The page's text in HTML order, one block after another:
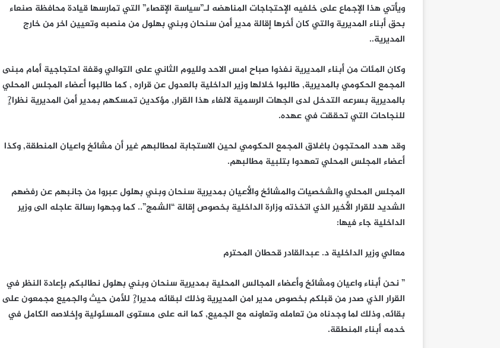
ويأتي هذا الإجماع على خلفيه الإحتجاجات المناهضه لـ”سياسة الإقصاء” التي تمارسها قيادة محافظة صنعاء
بحق أبناء المديرية والتي كان أخرها إقالة مدير أمن سنحان وبني بهلول من منصبه وتعيين اخر من خارج
المديرية..
وكان المئات من أبناء المديرية نفذوا صباح امس الاحد ولليوم الثاني على التوالي وقفة احتجاجية أمام مبنى
المجمع الحكومي بالمديرية, طالبوا خلالها وزير الداخلية بالعدول عن قراره , كما طالبوا أعضاء المجلس المحلي
بالمديرية بسرعه التدخل لدى الجهات الرسمية لالغاء هذا القرار, مؤكدين تمسكهم بمدير أمن المديرية نظرا?ٍ
للنجاحات التي تحققت في عهده.
وقد هدد المحتجون باغلاق المجمع الحكومي لحين الاستجابة لمطالبهم غير أن مشائخ واعيان المنطقة, وكذا
أعضاء المجلس المحلي تعهدوا بتلبية مطالبهم.
المجلس المحلي والشخصيات والمشائخ والأعيان بمديرية سنحان وبني بهلول عبروا من جانبهم عن رفضهم
الشديد للقرار الأخير الذي اتخذته وزارة الداخلية بخصوص إقالة “الشمج”.. كما وجهوا رسالة عاجله الى وزير
الداخلية جاء فيها:
معالي وزير الداخلية د. عبدالقادر قحطان المحترم
” نحن أبناء واعيان ومشائخ وأعضاء المجالس المحلية بمديرية سنحان وبني بهلول نطالبكم بإعادة النظر في
القرار الذي صدر من قبلكم بخصوص مدير امن المديرية وذلك لبقائه مديرا?ٍ للأمن حيث والجميع مجمعون على
بقائه, وذلك لما وجدناه من تعامله وتعاونه مع الجميع, كما انه على مستوى المسئولية وإخلاصه الكامل في
خدمه أبناء المنطقة.